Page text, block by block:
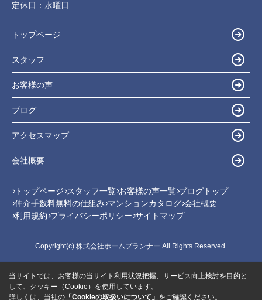
定休日： 水曜日
トップページ
スタッフ
お客様の声
ブログ
アクセスマップ
会社概要
トップページ スタッフ一覧 お客様の声一覧 ブログトップ
仲介手数料無料の仕組み マンションカタログ 会社概要
利用規約 プライバシーポリシー サイトマップ
Copyright(c) 株式会社ホームプランナー All Rights Reserved.
当サイトでは、お客様の当サイト利用状況把握、サービス向上検討を目的と
して、クッキー（Cookie）を使用しています。
詳しくは、当社の 「Cookieの取扱いについて」 をご確認ください。